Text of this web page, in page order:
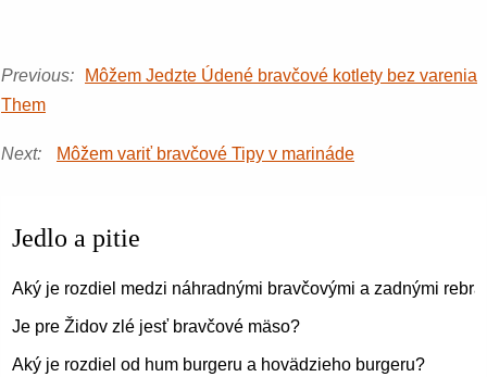
Previous:
Môžem Jedzte Údené bravčové kotlety bez varenia
Them
Next: Môžem variť bravčové Tipy v marináde
Jedlo a pitie
Aký je rozdiel medzi náhradnými bravčovými a zadnými
Je pre Židov zlé jesť bravčové mäso?
Aký je rozdiel od hum burgeru a hovädzieho burgeru?